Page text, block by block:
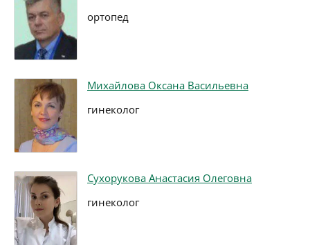
ортопед
Михайлова Оксана Васильевна
гинеколог
Сухорукова Анастасия Олеговна
гинеколог